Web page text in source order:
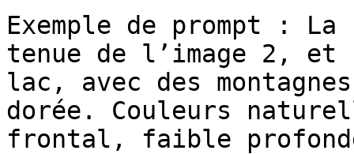
Exemple de prompt :
tenue de l’image 2,
lac, avec des
dorée. Couleurs
frontal, faible